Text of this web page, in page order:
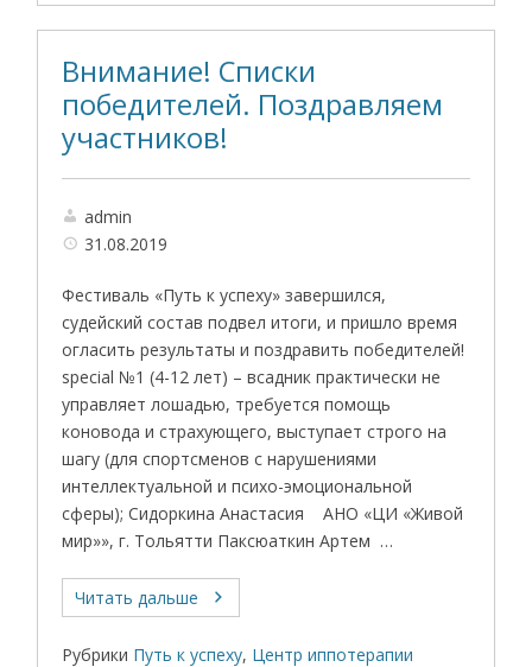
Внимание! Списки
победителей. Поздравляем
участников!
admin
31.08.2019
Фестиваль «Путь к успеху» завершился,
судейский состав подвел итоги, и пришло время
огласить результаты и поздравить победителей!
special №1 (4-12 лет) – всадник практически не
управляет лошадью, требуется помощь
коновода и страхующего, выступает строго на
шагу (для спортсменов с нарушениями
интеллектуальной и психо-эмоциональной
сферы); Сидоркина Анастасия АНО «ЦИ «Живой
мир»», г. Тольятти Паксюаткин Артем …
Читать дальше
Рубрики Путь к успеху, Центр иппотерапии